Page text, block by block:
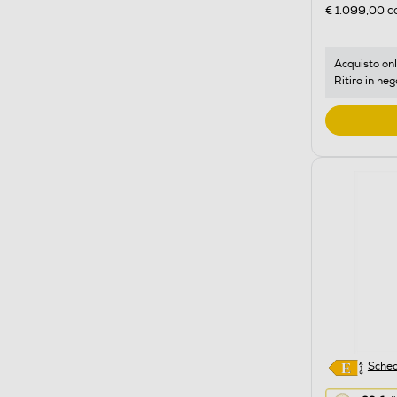
di
Youreko.
€ 1.099,00
Acquisto
Ritiro in